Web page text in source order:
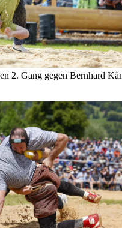
2. Gang gegen Bernhard